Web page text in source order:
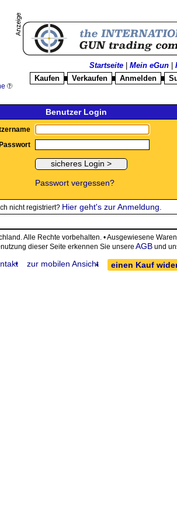
Startseite Mein eGun
Kaufen
Verkaufen Anmelden
Benutzer Login
Passwort
Passwort vergessen?
nicht registriert? Hier geht's zur Anmeldung.
Alle Rechte vorbehalten. • Ausgewiesene
dieser Seite erkennen Sie unsere AGBund
zur mobilen Ansicht einen Kauf